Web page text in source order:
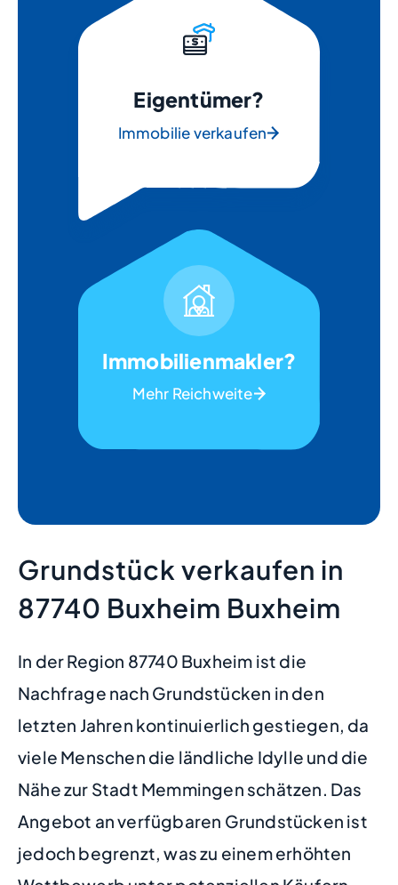
Eigentümer?
Immobilie verkaufen
Immobilienmakler?
Mehr Reichweite
Grundstück verkaufen in
87740 Buxheim Buxheim
In der Region 87740 Buxheim ist die
Nachfrage nach Grundstücken in den
letzten Jahren kontinuierlich gestiegen, da
viele Menschen die ländliche Idylle und die
Nähe zur Stadt Memmingen schätzen. Das
Angebot an verfügbaren Grundstücken ist
jedoch begrenzt, was zu einem erhöhten